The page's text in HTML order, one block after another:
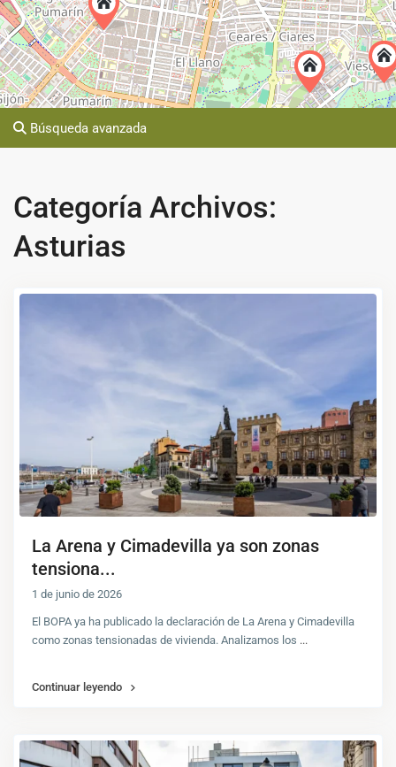
Búsqueda avanzada
Categoría Archivos:
Asturias
La Arena y Cimadevilla ya son zonas
tensiona...
1 de junio de 2026
El BOPA ya ha publicado la declaración de La Arena y Cimadevilla
como zonas tensionadas de vivienda. Analizamos los ...
Continuar leyendo